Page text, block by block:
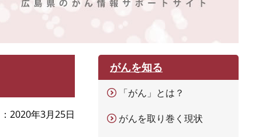
2020年3月25日
がんを知る
「がん」とは？
がんを取り巻く現状